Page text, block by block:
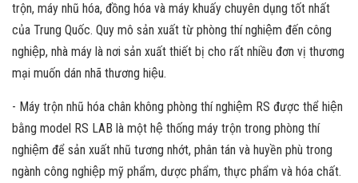
trộn, máy nhũ hóa, đồng hóa và máy khuấy chuyên dụng tốt nhất
của Trung Quốc. Quy mô sản xuất từ phòng thí nghiệm đến công
nghiệp, nhà máy là nơi sản xuất thiết bị cho rất nhiều đơn vị thương
mại muốn dán nhã thương hiệu.
- Máy trộn nhũ hóa chân không phòng thí nghiệm RS được thể hiện
bằng model RS LAB là một hệ thống máy trộn trong phòng thí
nghiệm để sản xuất nhũ tương nhớt, phân tán và huyền phù trong
ngành công nghiệp mỹ phẩm, dược phẩm, thực phẩm và hóa chất.